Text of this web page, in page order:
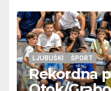
LJUBUŠKI ŠPORT
Rekordna